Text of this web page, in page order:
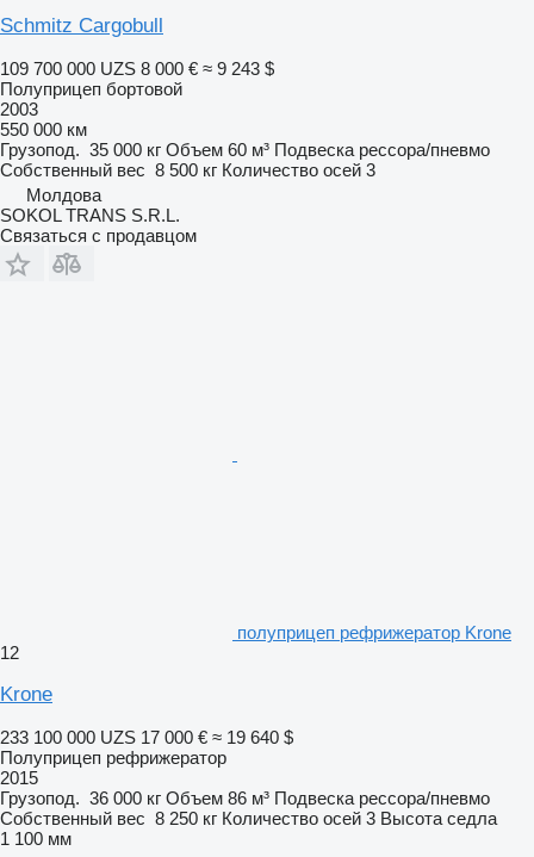
Schmitz Cargobull
109 700 000 UZS 8 000 € ≈ 9 243 $
Полуприцеп бортовой
2003
550 000 км
Грузопод. 35 000 кг Объем 60 м³ Подвеска рессора/пневмо
Собственный вес 8 500 кг Количество осей 3
Молдова
SOKOL TRANS S.R.L.
Связаться с продавцом
полуприцеп рефрижератор Krone
12
Krone
233 100 000 UZS 17 000 € ≈ 19 640 $
Полуприцеп рефрижератор
2015
Грузопод. 36 000 кг Объем 86 м³ Подвеска рессора/пневмо
Собственный вес 8 250 кг Количество осей 3 Высота седла
1 100 мм